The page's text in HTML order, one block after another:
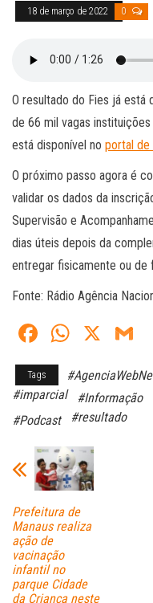
18 de março de 2022 0
O resultado do Fies já está
de 66 mil vagas
está disponível no portal de
O próximo passo agora é
validar os dados da
Supervisão e
dias úteis depois da
entregar fisicamente ou de
Fonte: Rádio Agência
Fa
ce
bo
ok
W
ts
A
X
Tags
#imparcial
#Informação
#Podcast
#resultado
Prefeitura de
Manaus realiza
ação de
vacinação
infantil no
parque Cidade
da Criança neste